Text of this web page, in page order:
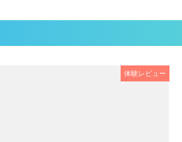
体験レビュー